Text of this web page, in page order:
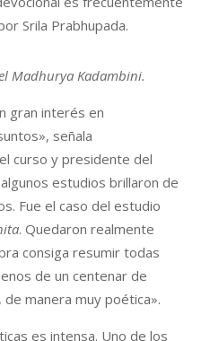
Srila Prabhupada.
Madhurya Kadambini.
gran interés en
señala
curso y presidente del
estudios brillaron de
Fue el caso del estudio
. Quedaron realmente
consiga resumir todas
de un centenar de
manera muy poética».
es intensa. Uno de los